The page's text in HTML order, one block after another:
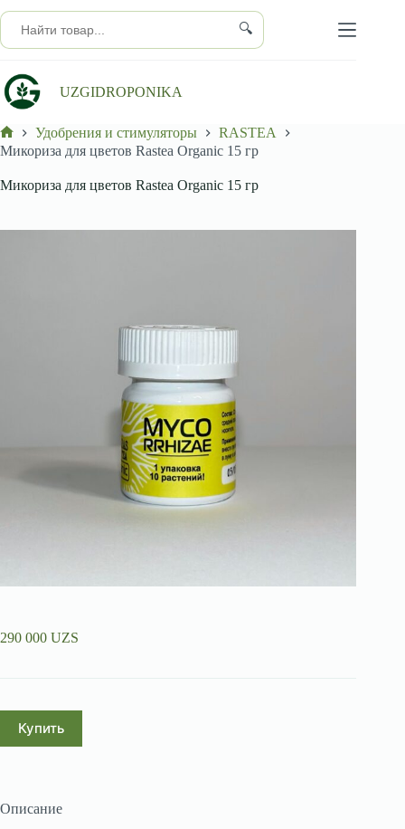
к
сути
🔍
UZGIDROPONIKA
Главная
Удобрения и стимуляторы
RASTEA
Микориза для цветов Rastea Organic 15 гр
Микориза для цветов Rastea Organic 15 гр
290 000 UZS
Купить
Описание